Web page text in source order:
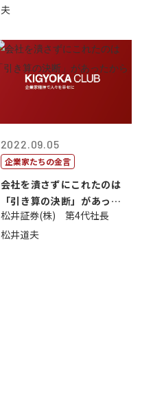
夫
2022.09.05
企業家たちの金言
会社を潰さずにこれたのは
「引き算の決断」があった
から
松井証券(株) 第4代社長
松井道夫